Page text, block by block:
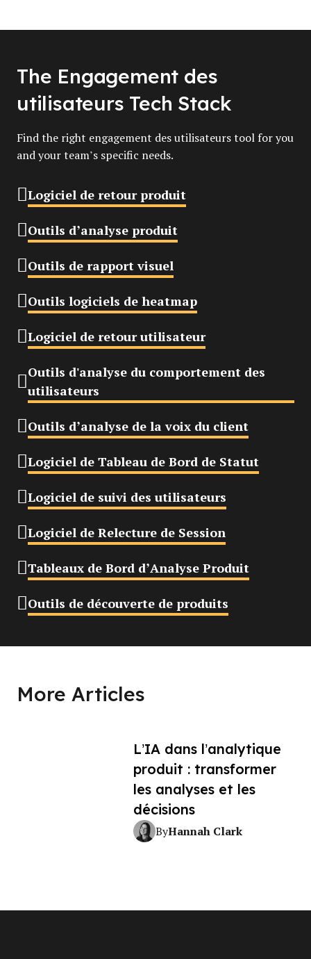
The Engagement des
utilisateurs Tech Stack
Find the right engagement des utilisateurs tool for you
and your team’s specific needs.
Logiciel de retour produit
Outils d’analyse produit
Outils de rapport visuel
Outils logiciels de heatmap
Logiciel de retour utilisateur
Outils d'analyse du comportement des
utilisateurs
Outils d’analyse de la voix du client
Logiciel de Tableau de Bord de Statut
Logiciel de suivi des utilisateurs
Logiciel de Relecture de Session
Tableaux de Bord d’Analyse Produit
Outils de découverte de produits
More Articles
L’IA dans l’analytique
produit : transformer
les analyses et les
décisions
ByHannah Clark